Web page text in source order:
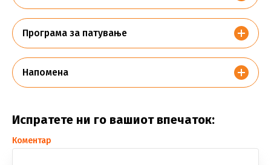
Програма за патување
Напомена
Испратете ни го вашиот впечаток:
Коментар